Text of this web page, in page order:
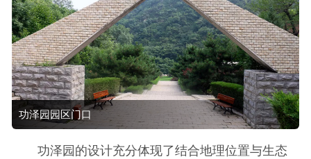
功泽园园区门口
功泽园的设计充分体现了结合地理位置与生态